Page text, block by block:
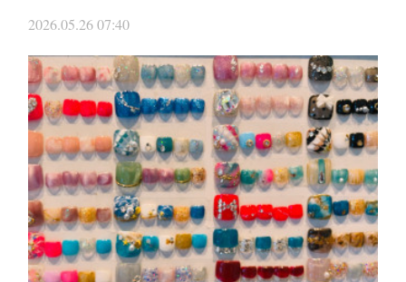
2026.05.26 07:40